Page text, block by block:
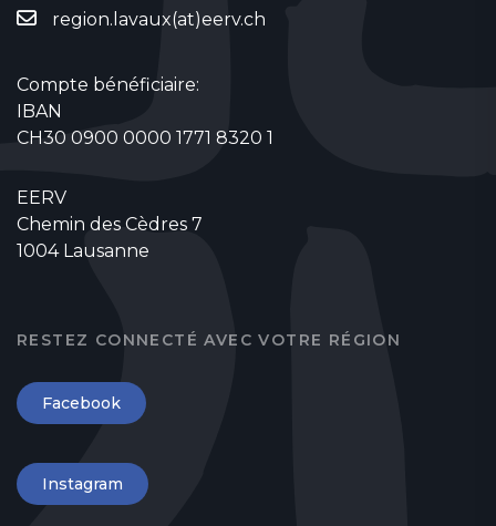
region.lavaux(at)eerv.ch
Compte bénéficiaire:
IBAN
CH30 0900 0000 1771 8320 1
EERV
Chemin des Cèdres 7
1004 Lausanne
RESTEZ CONNECTÉ AVEC VOTRE RÉGION
Facebook
Instagram